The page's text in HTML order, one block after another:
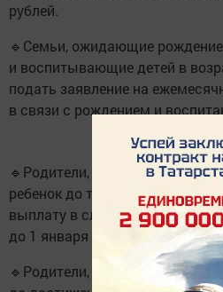
рублей.
🔹Семьи, ожидающие рождение
и воспитывающие детей в
подать заявление на
в связи с рождением и
🔹Родители, у которых
ребенок до трех лет, имеют
выплату в случае, когда
до 1 января 2023 года — 11,8
🔹Родители, у которых рожден